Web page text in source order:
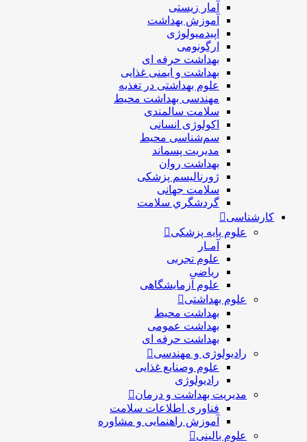
آمار زیستی
آموزش بهداشت
اپیدمیولوژی
ارگونومی
بهداشت حرفه ای
بهداشت و ایمنی غذایی
علوم بهداشتی در تغذیه
مهندسی بهداشت محيط
سلامت سالمندی
اکولوژی انسانی
سم‌شناسی محیط
مدیریت پسماند
بهداشت روان
ژورنالیسم پزشکی
سلامت جهانی
گردشگري سلامت
کارشناسی
علوم پایه پزشکی
آمـار
علوم تجربی
ریاضی
علوم آزمایشگاهی
علوم بهداشتی
بهداشت محیط
بهداشت عمومی
بهداشت حرفه ای
رادیولوژی و مهندسی
علوم وصنایع غذایی
رادیولوژی
مدیریت بهداشت و درمان
فناوری اطلاعات سلامت
آموزش راهنمایی و مشاوره
علوم بالینی